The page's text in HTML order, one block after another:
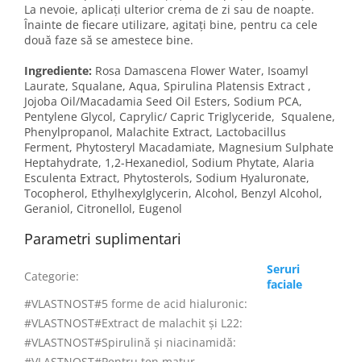
La nevoie, aplicați ulterior crema de zi sau de noapte.
Înainte de fiecare utilizare, agitați bine, pentru ca cele
două faze să se amestece bine.
Ingrediente: Rosa Damascena Flower Water, Isoamyl
Laurate, Squalane, Aqua, Spirulina Platensis Extract ,
Jojoba Oil/Macadamia Seed Oil Esters, Sodium PCA,
Pentylene Glycol, Caprylic/ Capric Triglyceride, Squalene,
Phenylpropanol, Malachite Extract, Lactobacillus
Ferment, Phytosteryl Macadamiate, Magnesium Sulphate
Heptahydrate, 1,2-Hexanediol, Sodium Phytate, Alaria
Esculenta Extract, Phytosterols, Sodium Hyaluronate,
Tocopherol, Ethylhexylglycerin, Alcohol, Benzyl Alcohol,
Geraniol, Citronellol, Eugenol
Parametri suplimentari
Categorie:
Seruri
faciale
#VLASTNOST#5 forme de acid hialuronic:
#VLASTNOST#Extract de malachit și L22:
#VLASTNOST#Spirulină și niacinamidă: